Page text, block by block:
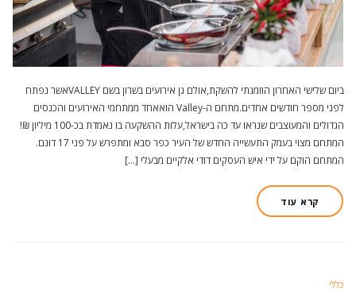
ביום שלישי האחרון הוזמנתי להשקת,אולם גן אירועים בשרון בשם VALLEYאשר נפתח
לפני מספר חודשים אחדים.מתחם ה-Valley הואאחד ממתחמי האירועים והכנסים
הגדולים והמעוצבים שנראו עד כה בישראל,עלות ההשקעה בו נאמדת בכ-100 מיליון ₪!
המתחם מצוי בעמק התעשייה החדש של העיר כפר סבא ומתפרש על פני 17 דונם.
המתחם הוקם על ידי איש העסקים דודי אלקיים מבעלי […]
קרא עוד
כללי